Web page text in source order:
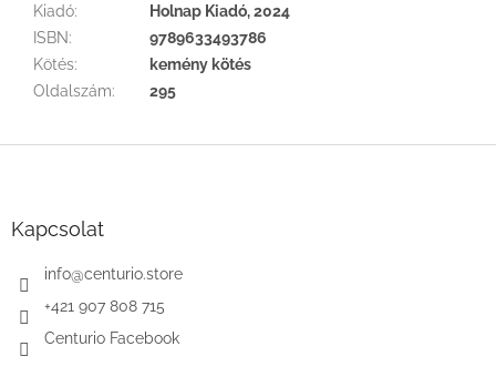
Kiadó:
Holnap Kiadó, 2024
ISBN:
9789633493786
Kötés:
kemény kötés
Oldalszám: 295
Kapcsolat
info@centurio.store
+421 907 808 715
Centurio Facebook